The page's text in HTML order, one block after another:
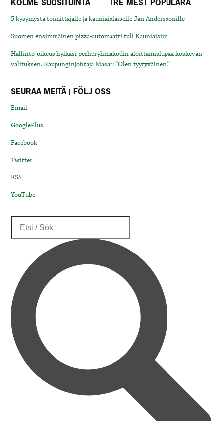
KOLME SUOSITUINTA TRE MEST POPULÄRA
5 kysymystä toimittajalle ja kauniaislaiselle Jan Anderssonille
Suomen ensimmäinen pizza-automaatti tuli Kauniaisiin
Hallinto-oikeus hylkäsi perheryhmäkodin aloittamislupaa koskevan
valituksen. Kaupunginjohtaja Masar: “Olen tyytyväinen.”
SEURAA MEITÄ | FÖLJ OSS
Email
GooglePlus
Facebook
Twitter
RSS
YouTube